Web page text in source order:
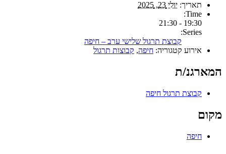
תאריך: יולי 23, 2025
Time:
19:30 - 21:30
Series:
קבוצת תרגול שלישי ערב – חיפה
אירוע קטגוריה: חיפה, קבוצות תרגול
המארגנ/ת
קבוצת תרגול חיפה
מקום
חיפה